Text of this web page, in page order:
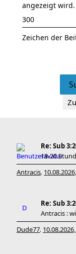
angezeigt wird.
Zeichen der
18-20
Antracis,
Antracis :
Dude77,